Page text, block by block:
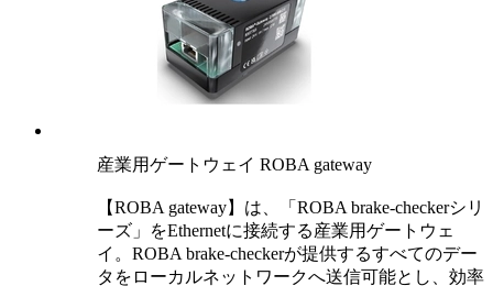
産業用ゲートウェイ ROBA gateway
【ROBA gateway】は、「ROBA brake-checkerシリ
ーズ」をEthernetに接続する産業用ゲートウェ
イ。ROBA brake-checkerが提供するすべてのデー
タをローカルネットワークへ送信可能とし、効率